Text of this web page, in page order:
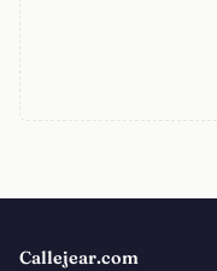
Callejear.com